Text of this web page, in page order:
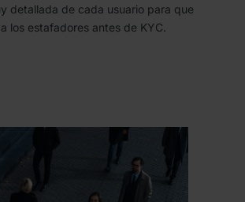
detallada de cada usuario para que
los estafadores antes de KYC.